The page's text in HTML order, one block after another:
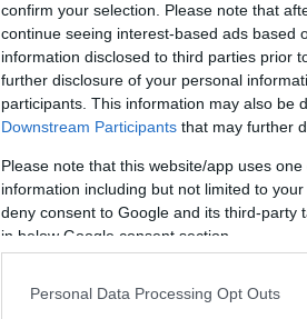
confirm your selection. Please note that
continue seeing interest-based ads based
information disclosed to third parties prior
further disclosure of your personal
participants. This information may also be
Downstream Participants that may further
Please note that this website/app uses
information including but not limited to
deny consent to Google and its third-party
in below Google consent section.
Personal Data Processing Opt Outs